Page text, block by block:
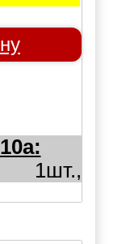
1шт.,